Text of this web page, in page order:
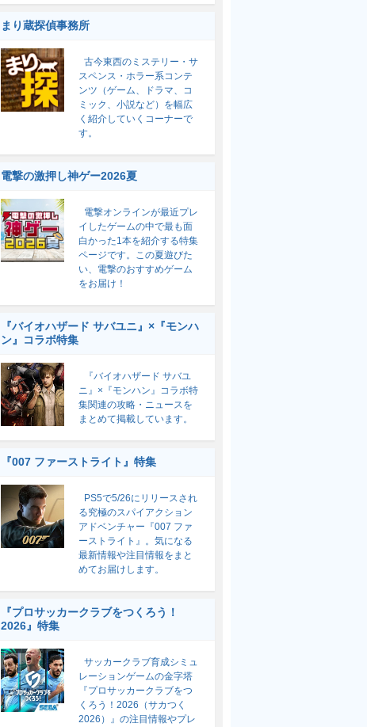
まり蔵探偵事務所
古今東西のミステリー・サ
スペンス・ホラー系コンテ
ンツ（ゲーム、ドラマ、コ
ミック、小説など）を幅広
く紹介していくコーナーで
す。
電撃の激押し神ゲー2026夏
電撃オンラインが最近プレ
イしたゲームの中で最も面
白かった1本を紹介する特集
ページです。この夏遊びた
い、電撃のおすすめゲーム
をお届け！
『バイオハザード サバユニ』×『モンハ
ン』コラボ特集
『バイオハザード サバユ
ニ』×『モンハン』コラボ特
集関連の攻略・ニュースを
まとめて掲載しています。
『007 ファーストライト』特集
PS5で5/26にリリースされ
る究極のスパイアクション
アドベンチャー『007 ファ
ーストライト』。気になる
最新情報や注目情報をまと
めてお届けします。
『プロサッカークラブをつくろう！
2026』特集
サッカークラブ育成シミュ
レーションゲームの金字塔
『プロサッカークラブをつ
くろう！2026（サカつく
2026）』の注目情報やプレ